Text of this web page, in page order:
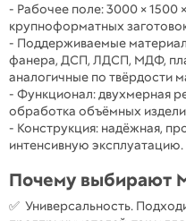
- Рабочее поле: 3000 × 1500
крупноформатных
- Поддерживаемые
фанера, ДСП, ЛДСП, МДФ,
аналогичные по твёрдости
- Функционал: двухмерная
обработка объёмных
- Конструкция: надёжная,
интенсивную эксплуатацию.
Почему выбирают
✅ Универсальность.